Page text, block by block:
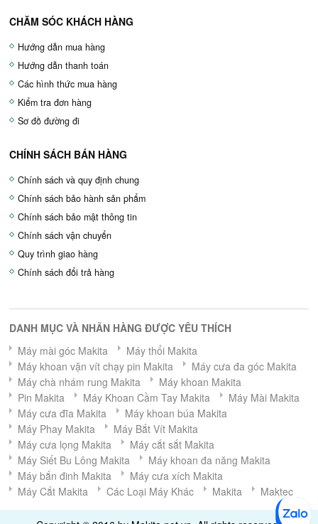
CHĂM SÓC KHÁCH HÀNG
Hướng dẫn mua hàng
Hướng dẫn thanh toán
Các hình thức mua hàng
Kiểm tra đơn hàng
Sơ đồ đường đi
CHÍNH SÁCH BÁN HÀNG
Chính sách và quy định chung
Chính sách bảo hành sản phẩm
Chính sách bảo mật thông tin
Chính sách vận chuyển
Quy trình giao hàng
Chính sách đổi trả hàng
DANH MỤC VÀ NHÃN HÀNG ĐƯỢC YÊU THÍCH
Máy mài góc Makita
Máy thổi Makita
Máy khoan vặn vít chạy pin Makita
Máy cưa đa góc Makita
Máy chà nhám rung Makita
Máy khoan Makita
Pin Makita
Máy Khoan Cầm Tay Makita
Máy Mài Makita
Máy cưa đĩa Makita
Máy khoan búa Makita
Máy Phay Makita
Máy Bắt Vít Makita
Máy cưa lọng Makita
Máy cắt sắt Makita
Máy Siết Bu Lông Makita
Máy khoan đa năng Makita
Máy bắn đinh Makita
Máy cưa xích Makita
Máy Cắt Makita
Các Loại Máy Khác Makita Maktec